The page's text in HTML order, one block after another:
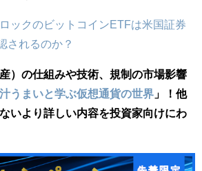
ックのビットコインETFは米国証券
されるのか？
）の仕組みや技術、規制の市場影響
うまいと学ぶ仮想通貨の世界 」！他
いより詳しい内容を投資家向けにわ